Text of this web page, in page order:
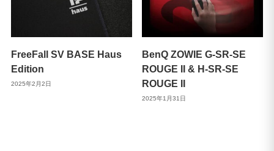
FreeFall SV BASE Haus
Edition
2025年2月2日
BenQ ZOWIE G-SR-SE
ROUGE II & H-SR-SE
ROUGE II
2025年1月31日